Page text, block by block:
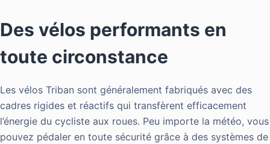
Des vélos performants en
toute circonstance
Les vélos Triban sont généralement fabriqués avec des
cadres rigides et réactifs qui transfèrent efficacement
l’énergie du cycliste aux roues. Peu importe la météo, vous
pouvez pédaler en toute sécurité grâce à des systèmes de